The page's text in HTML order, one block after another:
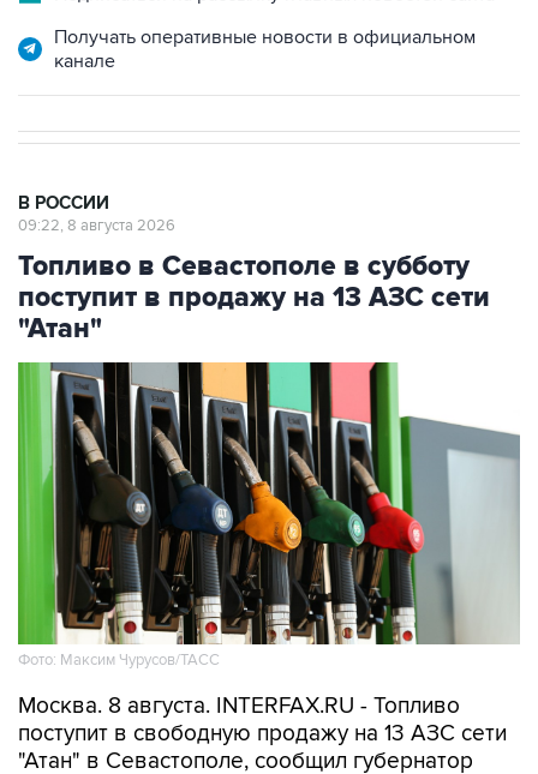
Топливо в Севастополе в субботу
поступит в продажу на 13 АЗС сети
"Атан"
Фото: Максим Чурусов/ТАСС
Москва. 8 августа. INTERFAX.RU - Топливо
"Атан" в Севастополе, сообщил губернатор
города Михаил Развожаев в пятницу.